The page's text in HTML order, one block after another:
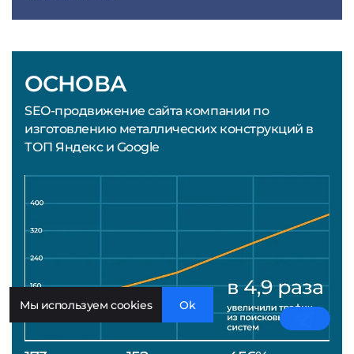
ОСНОВА
SEO-продвижение сайта компании по
изготовлению металлических конструкций в
ТОП Яндекс и Google
Мы используем cookies Ok